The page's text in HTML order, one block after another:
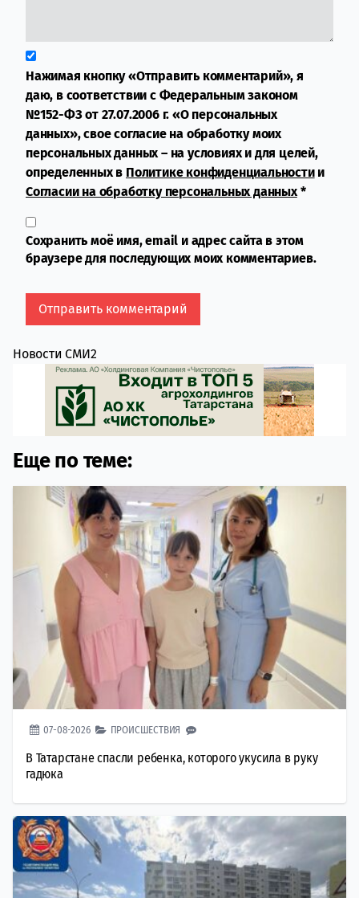
Нажимая кнопку «Отправить комментарий», я
даю, в соответствии с Федеральным законом
№152-ФЗ от 27.07.2006 г. «О персональных
данных», свое согласие на обработку моих
персональных данных – на условиях и для целей,
определенных в Политике конфиденциальностии
Согласии на обработку персональных данных*
Сохранить моё имя, email и адрес сайта в этом
браузере для последующих моих комментариев.
Новости СМИ2
Еще по теме:
07-08-2026 ПРОИСШЕСТВИЯ
В Татарстане спасли ребенка, которого укусила в руку
гадюка